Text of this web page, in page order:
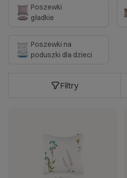
Poszewki
gładkie
Poszewki na
poduszki dla dzieci
Filtry